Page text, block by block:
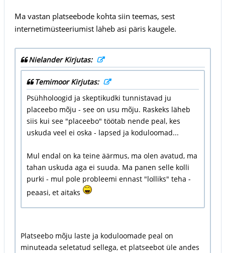
Ma vastan platseebode kohta siin teemas, sest
internetimüsteeriumist läheb asi päris kaugele.
Nielander Kirjutas:
Temimoor Kirjutas:
Psühholoogid ja skeptikudki tunnistavad ju
placeebo mõju - see on usu mõju. Raskeks läheb
siis kui see "placeebo" töötab nende peal, kes
uskuda veel ei oska - lapsed ja koduloomad...
Mul endal on ka teine äärmus, ma olen avatud, ma
tahan uskuda aga ei suuda. Ma panen selle kolli
purki - mul pole probleemi ennast "lolliks" teha -
peaasi, et aitaks
Platseebo mõju laste ja koduloomade peal on
minuteada seletatud sellega, et platseebot üle andes